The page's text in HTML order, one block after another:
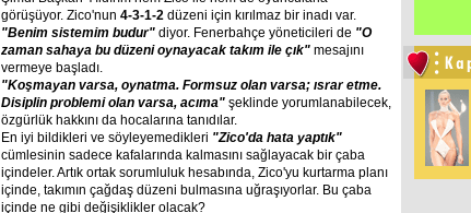
görüşüyor. Zico'nun 4-3-1-2 düzeni için kırılmaz bir inadı var.
"Benim sistemim budur" diyor. Fenerbahçe yöneticileri de "O
zaman sahaya bu düzeni oynayacak takım ile çık" mesajını
vermeye başladı.
"Koşmayan varsa, oynatma. Formsuz olan varsa; ısrar etme.
Disiplin problemi olan varsa, acıma" şeklinde yorumlanabilecek,
özgürlük hakkını da hocalarına tanıdılar.
En iyi bildikleri ve söyleyemedikleri "Zico'da hata yaptık"
cümlesinin sadece kafalarında kalmasını sağlayacak bir çaba
içindeler. Artık ortak sorumluluk hesabında, Zico'yu kurtarma planı
içinde, takımın çağdaş düzeni bulmasına uğraşıyorlar. Bu çaba
içinde ne gibi değişiklikler olacak?